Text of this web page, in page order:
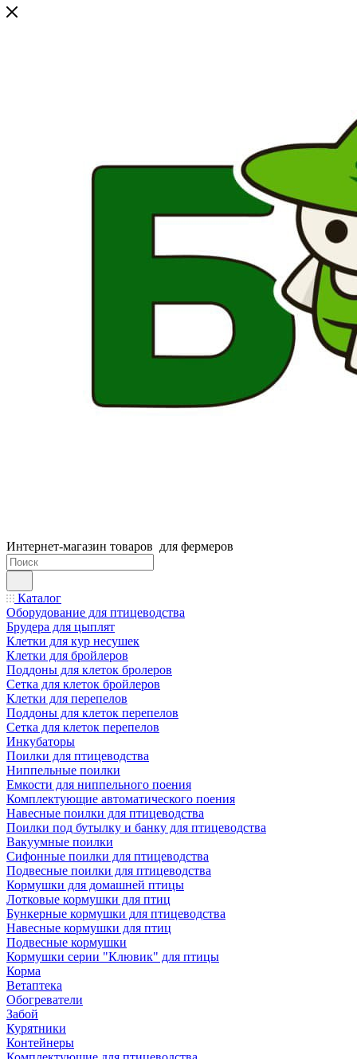
Интернет-магазин товаров для фермеров
Каталог
Оборудование для птицеводства
Брудера для цыплят
Клетки для кур несушек
Клетки для бройлеров
Поддоны для клеток бролеров
Сетка для клеток бройлеров
Клетки для перепелов
Поддоны для клеток перепелов
Сетка для клеток перепелов
Инкубаторы
Поилки для птицеводства
Ниппельные поилки
Емкости для ниппельного поения
Комплектующие автоматического поения
Навесные поилки для птицеводства
Поилки под бутылку и банку для птицеводства
Вакуумные поилки
Сифонные поилки для птицеводства
Подвесные поилки для птицеводства
Кормушки для домашней птицы
Лотковые кормушки для птиц
Бункерные кормушки для птицеводства
Навесные кормушки для птиц
Подвесные кормушки
Кормушки серии "Клювик" для птицы
Корма
Ветаптека
Обогреватели
Забой
Курятники
Контейнеры